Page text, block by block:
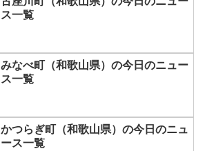
ス一覧
みなべ町（和歌山県）の今日のニュー
ス一覧
かつらぎ町（和歌山県）の今日のニュ
ース一覧